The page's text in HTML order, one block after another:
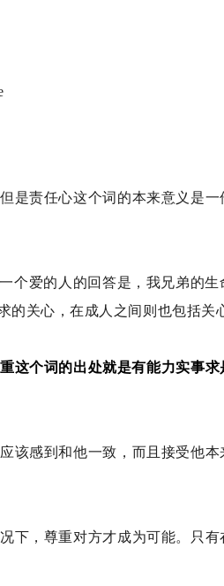
是责任心这个词的本来意义是
个爱的人的回答是，我兄弟的
的关心，在成人之间则也包括关
这个词的出处就是有能力实事求
该感到和他一致，而且接受他
下，尊重对方才成为可能。只